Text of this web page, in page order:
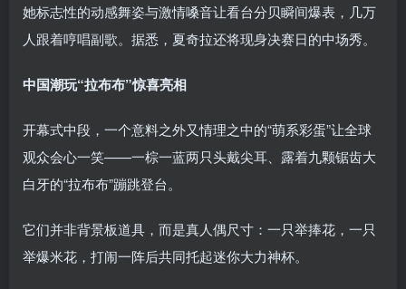
她标志性的动感舞姿与激情嗓音让看台分贝瞬间爆表，几万
人跟着哼唱副歌。据悉，夏奇拉还将现身决赛日的中场秀。
中国潮玩“拉布布”惊喜亮相
开幕式中段，一个意料之外又情理之中的“萌系彩蛋”让全球
观众会心一笑——一棕一蓝两只头戴尖耳、露着九颗锯齿大
白牙的“拉布布”蹦跳登台。
它们并非背景板道具，而是真人偶尺寸：一只举捧花，一只
举爆米花，打闹一阵后共同托起迷你大力神杯。